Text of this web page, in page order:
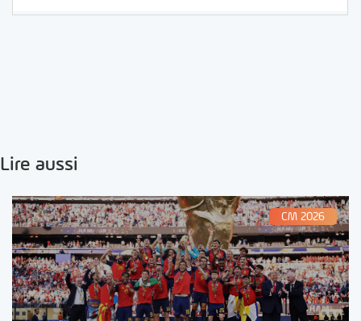
Lire aussi
CM 2026